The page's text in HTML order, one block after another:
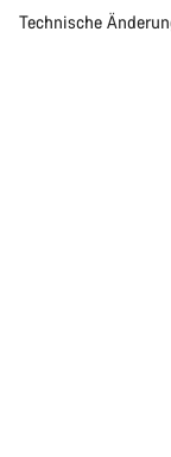
Technische